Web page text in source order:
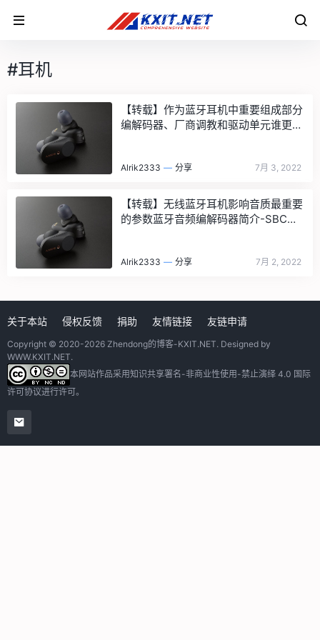
#耳机
【转载】作为蓝牙耳机中重要组成部分
编解码器、厂商调教和驱动单元谁更重
Alrik2333 — 分享 7月 3, 2022
【转载】无线蓝牙耳机影响音质最重要
的参数蓝牙音频编解码器简介-SBC、
Alrik2333 — 分享 7月 2, 2022
关于本站 侵权反馈 捐助 友情链接 友链申请
Copyright © 2020-2026 Zhendong的博客-KXIT.NET. Designed by
WWW.KXIT.NET.
本网站作品采用知识共享署名-非商业性使用-禁止演绎 4.0 国际
许可协议进行许可。